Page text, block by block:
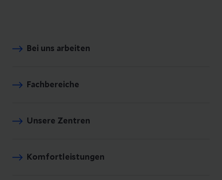
Bei uns arbeiten
Fachbereiche
Unsere Zentren
Komfortleistungen